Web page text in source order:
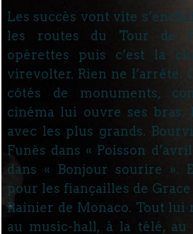
Les succès vont vite
les routes du Tour de
opérettes puis c’est la
virevolter. Rien ne l’arrête.
côtés de monuments,
cinéma lui ouvre ses bras.
avec les plus grands.
Funès dans « Poisson
dans « Bonjour sourire ».
pour les fiançailles de
Rainier de Monaco. Tout lui
au music-hall, à la télé,